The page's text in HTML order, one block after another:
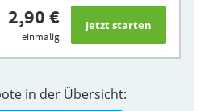
2,90 €
einmalig
in der Übersicht: